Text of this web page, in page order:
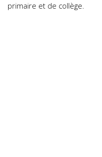
primaire et de collège.